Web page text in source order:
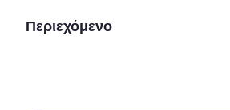
Περιεχόμενο